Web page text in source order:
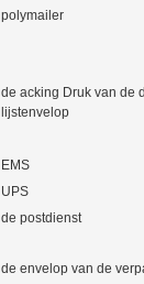
polymailer
de acking Druk van de
lijstenvelop
EMS
UPS
de postdienst
de envelop van de